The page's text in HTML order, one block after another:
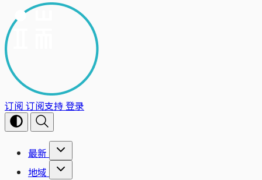
订阅 订阅支持登录
最新
地域